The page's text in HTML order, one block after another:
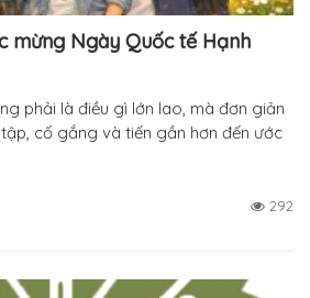
mừng Ngày Quốc tế Hạnh
phải là điều gì lớn lao, mà đơn giản
cố gắng và tiến gần hơn đến ước
292